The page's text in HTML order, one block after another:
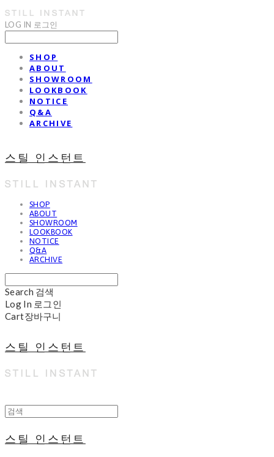
LOG IN 로그인
SHOP
ABOUT
SHOWROOM
LOOKBOOK
NOTICE
Q&A
ARCHIVE
스틸 인스턴트
SHOP
ABOUT
SHOWROOM
LOOKBOOK
NOTICE
Q&A
ARCHIVE
Search 검색
Log In 로그인
Cart장바구니
스틸 인스턴트
스틸 인스턴트